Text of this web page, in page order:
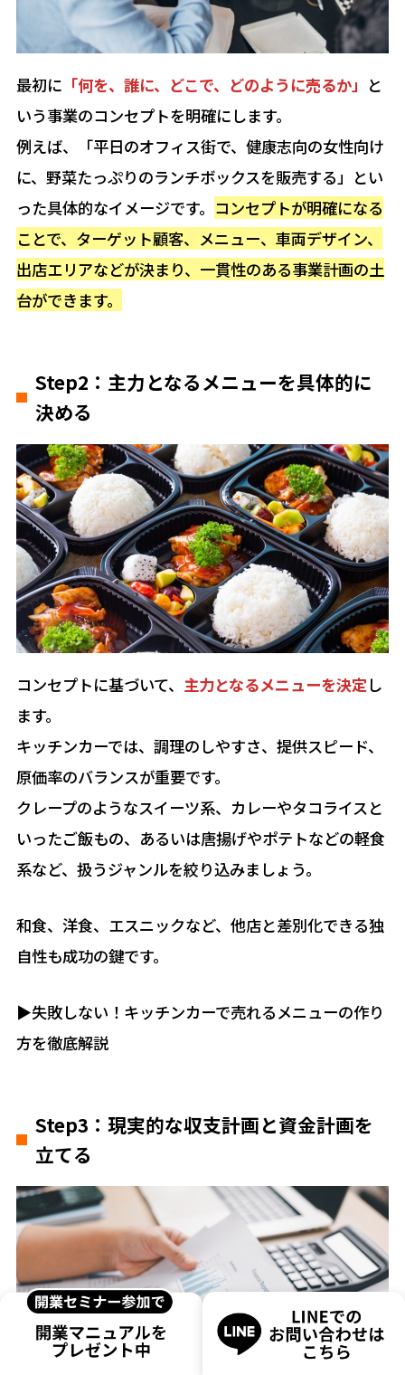
最初に 「何を、誰に、どこで、どのように売るか」 と
いう事業のコンセプトを明確にします。
例えば、「平日のオフィス街で、健康志向の女性向け
に、野菜たっぷりのランチボックスを販売する」とい
った具体的なイメージです。 コンセプトが明確になる
ことで、ターゲット顧客、メニュー、車両デザイン、
出店エリアなどが決まり、一貫性のある事業計画の土
台ができます。
Step2：主力となるメニューを具体的に
決める
コンセプトに基づいて、 主力となるメニューを決定し
ます。
キッチンカーでは、調理のしやすさ、提供スピード、
原価率のバランスが重要です。
クレープのようなスイーツ系、カレーやタコライスと
いったご飯もの、あるいは唐揚げやポテトなどの軽食
系など、扱うジャンルを絞り込みましょう。
和食、洋食、エスニックなど、他店と差別化できる独
自性も成功の鍵です。
▶︎失敗しない！キッチンカーで売れるメニューの作り
方を徹底解説
Step3：現実的な収支計画と資金計画を
立てる